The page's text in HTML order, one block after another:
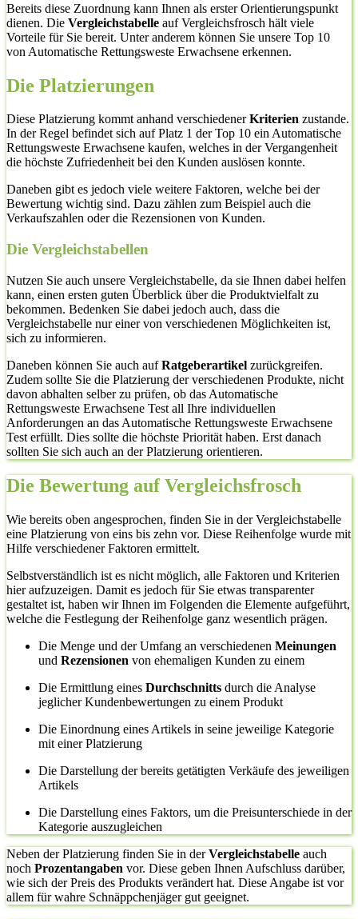
Bereits diese Zuordnung kann Ihnen als erster Orientierungspunkt
dienen. Die Vergleichstabelle auf Vergleichsfrosch hält viele
Vorteile für Sie bereit. Unter anderem können Sie unsere Top 10
von Automatische Rettungsweste Erwachsene erkennen.
Die Platzierungen
Diese Platzierung kommt anhand verschiedenerKriterien zustande.
In der Regel befindet sich auf Platz 1 der Top 10 ein Automatische
Rettungsweste Erwachsene kaufen, welches in der Vergangenheit
die höchste Zufriedenheit bei den Kunden auslösen konnte.
Daneben gibt es jedoch viele weitere Faktoren, welche bei der
Bewertung wichtig sind. Dazu zählen zum Beispiel auch die
Verkaufszahlen oder die Rezensionen von Kunden.
Die Vergleichstabellen
Nutzen Sie auch unsere Vergleichstabelle, da sie Ihnen dabei helfen
kann, einen ersten guten Überblick über die Produktvielfalt zu
bekommen. Bedenken Sie dabei jedoch auch, dass die
Vergleichstabelle nur einer von verschiedenen Möglichkeiten ist,
sich zu informieren.
Daneben können Sie auch aufRatgeberartikel zurückgreifen.
Zudem sollte Sie die Platzierung der verschiedenen Produkte, nicht
davon abhalten selber zu prüfen, ob das Automatische
Rettungsweste Erwachsene Test all Ihre individuellen
Anforderungen an das Automatische Rettungsweste Erwachsene
Test erfüllt. Dies sollte die höchste Priorität haben. Erst danach
sollten Sie sich auch an der Platzierung orientieren.
Die Bewertung auf Vergleichsfrosch
Wie bereits oben angesprochen, finden Sie in der Vergleichstabelle
eine Platzierung von eins bis zehn vor. Diese Reihenfolge wurde mit
Hilfe verschiedener Faktoren ermittelt.
Selbstverständlich ist es nicht möglich, alle Faktoren und Kriterien
hier aufzuzeigen. Damit es jedoch für Sie etwas transparenter
gestaltet ist, haben wir Ihnen im Folgenden die Elemente aufgeführt,
welche die Festlegung der Reihenfolge ganz wesentlich prägen.
Die Menge und der Umfang an verschiedenen Meinungen
und Rezensionen von ehemaligen Kunden zu einem
Die Ermittlung eines Durchschnitts durch die Analyse
jeglicher Kundenbewertungen zu einem Produkt
Die Einordnung eines Artikels in seine jeweilige Kategorie
mit einer Platzierung
Die Darstellung der bereits getätigten Verkäufe des jeweiligen
Artikels
Die Darstellung eines Faktors, um die Preisunterschiede in der
Kategorie auszugleichen
Neben der Platzierung finden Sie in derVergleichstabelle auch
noch Prozentangaben vor. Diese geben Ihnen Aufschluss darüber,
wie sich der Preis des Produkts verändert hat. Diese Angabe ist vor
allem für wahre Schnäppchenjäger gut geeignet.